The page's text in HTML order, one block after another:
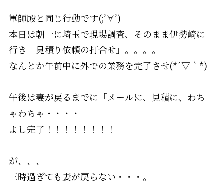
軍師殿と同じ行動です(;’∀’)
本日は朝一に埼玉で現場調査、そのまま伊勢崎に
行き「見積り依頼の打合せ」。。。。
なんとか午前中に外での業務を完了させ(*´▽｀*)
午後は妻が戻るまでに「メールに、見積に、わち
ゃわちゃ・・・・」
よし完了！！！！！！！！
が、、、
三時過ぎても妻が戻らない・・・。